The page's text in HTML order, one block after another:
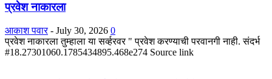
प्रवेश नाकारला
आकाश पवार - July 30, 2026 0
प्रवेश नाकारला तुम्हाला या सर्व्हरवर " प्रवेश करण्याची परवानगी नाही. संदर्भ
#18.27301060.1785434895.468e274 Source link